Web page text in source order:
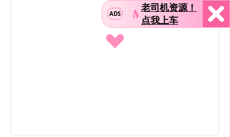
ADS
老司机资源！
点我上车